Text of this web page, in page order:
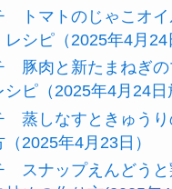
トマトのじゃこオイ
シピ（2025年4月24
豚肉と新たまねぎの
ピ（2025年4月24日
蒸しなすときゅうり
2025年4月23日）
スナップえんどうと